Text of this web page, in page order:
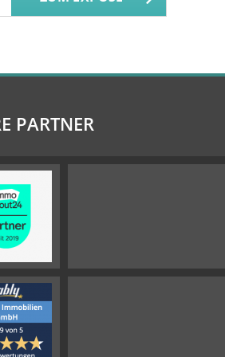
PARTNER